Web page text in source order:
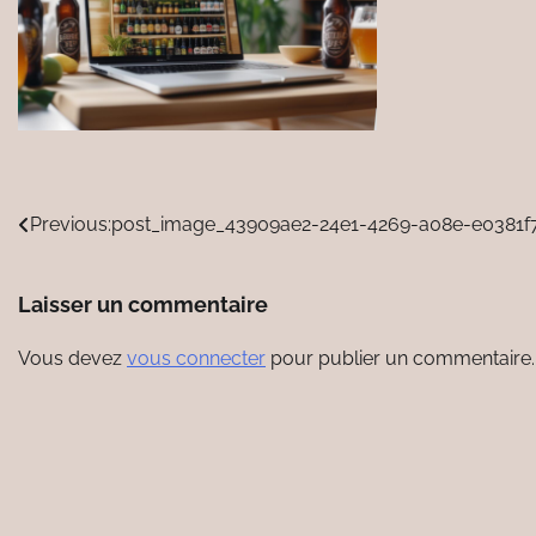
Navigation
l’article
Previous:post_image_43909ae2-24e1-4269-a08e-
Laisser un commentaire
Vous devez vous connecter pour publier un commentaire.